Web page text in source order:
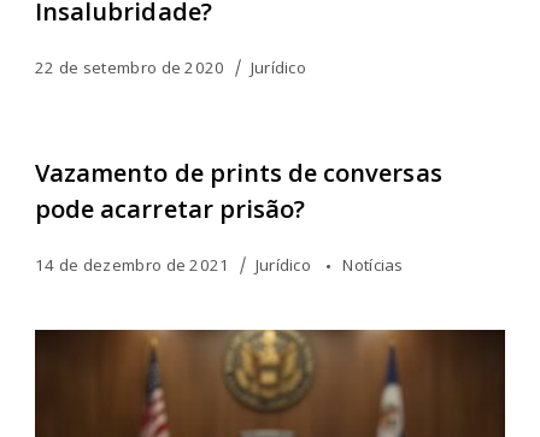
Insalubridade?
22 de setembro de 2020 Jurídico
Vazamento de prints de conversas
pode acarretar prisão?
14 de dezembro de 2021 Jurídico Notícias